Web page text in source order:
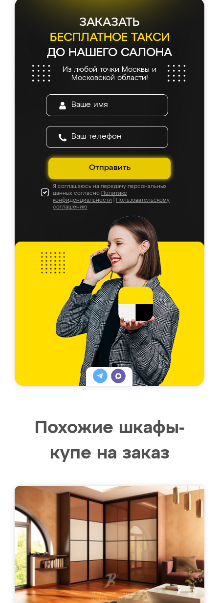
ЗАКАЗАТЬ
БЕСПЛАТНОЕ ТАКСИ
ДО НАШЕГО САЛОНА
Из любой точки Москвы и
Московской области!
Отправить
Я соглашаюсь на передачу персональных
данных согласно Политике
конфиденциальности
Пользовательскому
соглашению
Похожие шкафы-
купе на заказ